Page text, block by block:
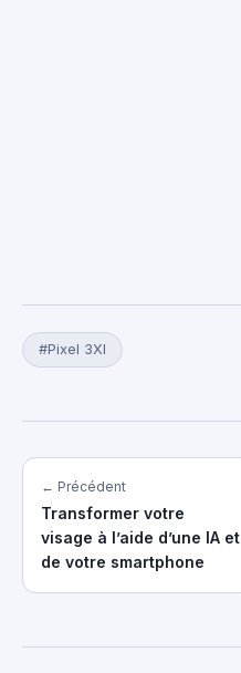
#Pixel 3Xl
← Précédent
Transformer votre
visage à l’aide d’une IA et
de votre smartphone